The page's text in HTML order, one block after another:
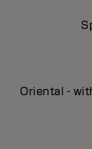
Oriental -